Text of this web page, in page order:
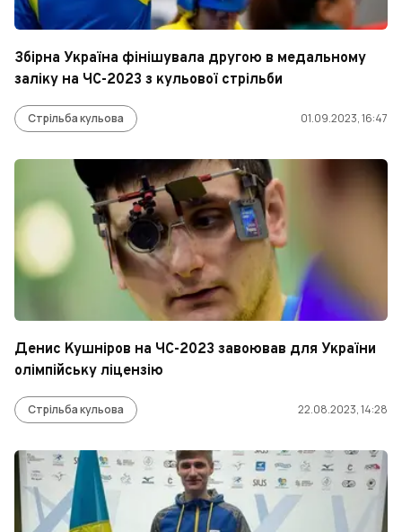
Збірна Україна фінішувала другою в медальному
заліку на ЧС-2023 з кульової стрільби
Стрільба кульова 01.09.2023, 16:47
Денис Кушніров на ЧС-2023 завоював для України
олімпійську ліцензію
Стрільба кульова 22.08.2023, 14:28